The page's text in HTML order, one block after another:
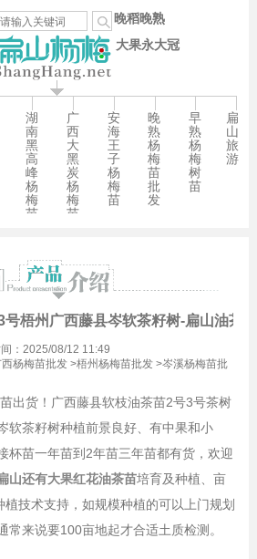
晚稻晚熟
大果永大冠
湖
南
黑
高
峰
杨
梅
苗
广
西
大
黑
炭
杨
梅
苗
安
海
王
子
杨
梅
苗
晚
熟
杨
梅
苗
批
发
早
熟
杨
梅
树
苗
扁
山
旅
游
梧州广西藤县岑软茶籽树-扁山油茶
：2025/08/12 11:49
杨梅苗批发>梧州杨梅苗批发>岑溪杨梅苗批
出货！广西藤县软枝油茶苗2号3号茶树
软茶籽树种植前景良好、有中果和小
杯苗一年苗到2年苗三年苗都有货，欢迎
山还有大果红花油茶苗培育及种植、亩
技术支持，如规模种植的可以上门规划
常来说要100亩地起才合适土质检测。